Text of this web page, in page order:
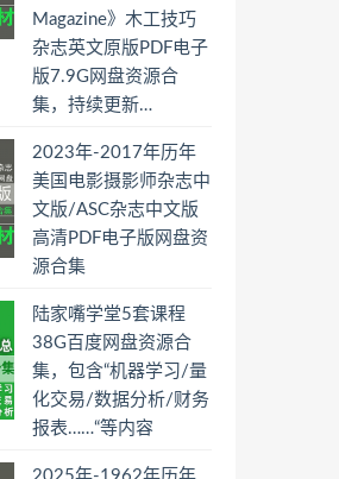
Magazine》木工技巧
杂志英文原版PDF电子
版7.9G网盘资源合
集，持续更新…
2023年-2017年历年
美国电影摄影师杂志中
文版/ASC杂志中文版
高清PDF电子版网盘资
源合集
陆家嘴学堂5套课程
38G百度网盘资源合
集，包含“机器学习/量
化交易/数据分析/财务
报表……“等内容